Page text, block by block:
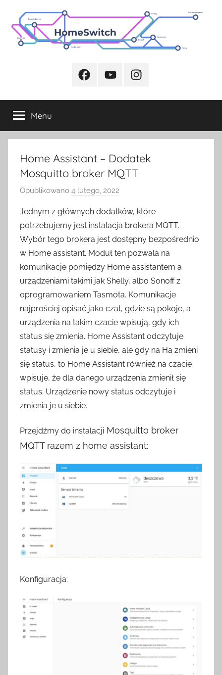
treści
FacebookYoutubeInstagram
Menu
Home Assistant – Dodatek
Mosquitto broker MQTT
Opublikowano 4 lutego, 2022
z
e
z
H
o
m
e
S
w
Jednym z głównych dodatków, które
potrzebujemy jest instalacja brokera MQTT.
Wybór tego brokera jest dostępny bezpośrednio
w Home assistant. Moduł ten pozwala na
komunikacje pomiędzy Home assistantem a
urządzeniami takimi jak Shelly, albo Sonoff z
oprogramowaniem Tasmota. Komunikacje
najprościej opisać jako czat, gdzie są pokoje, a
urządzenia na takim czacie wpisują, gdy ich
status się zmienia. Home Assistant odczytuje
statusy i zmienia je u siebie, ale gdy na Ha zmieni
się status, to Home Assistant również na czacie
wpisuje, że dla danego urządzenia zmienił się
status. Urządzenie nowy status odczytuje i
zmienia je u siebie.
Przejdźmy do instalacji Mosquitto broker
MQTT razem z home assistant:
Konfiguracja: